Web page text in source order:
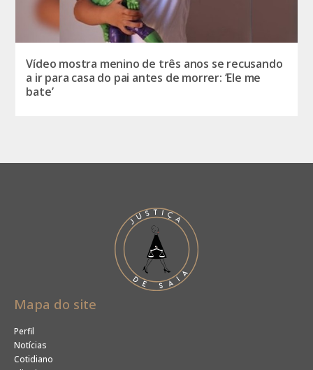
Vídeo mostra menino de três anos se recusando
a ir para casa do pai antes de morrer: ‘Ele me
bate’
Mapa do site
Perfil
Notícias
Cotidiano